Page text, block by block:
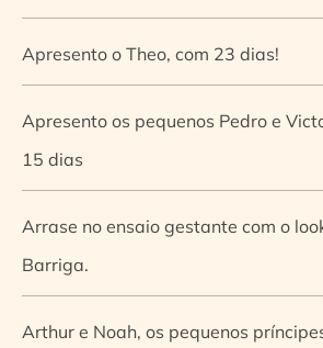
Apresento o Theo, com 23 dias!
Apresento os pequenos Pedro e
15 dias
Arrase no ensaio gestante com o
Barriga.
Arthur e Noah, os pequenos